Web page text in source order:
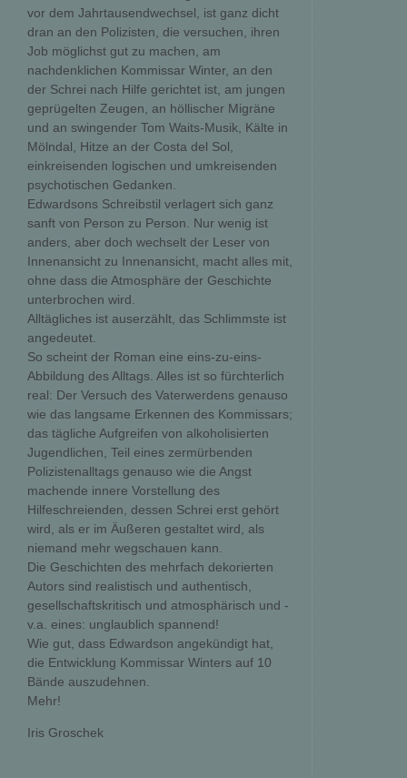
vor dem Jahrtausendwechsel, ist ganz dicht
dran an den Polizisten, die versuchen, ihren
Job möglichst gut zu machen, am
nachdenklichen Kommissar Winter, an den
der Schrei nach Hilfe gerichtet ist, am jungen
geprügelten Zeugen, an höllischer Migräne
und an swingender Tom Waits-Musik, Kälte in
Mölndal, Hitze an der Costa del Sol,
einkreisenden logischen und umkreisenden
psychotischen Gedanken.
Edwardsons Schreibstil verlagert sich ganz
sanft von Person zu Person. Nur wenig ist
anders, aber doch wechselt der Leser von
Innenansicht zu Innenansicht, macht alles mit,
ohne dass die Atmosphäre der Geschichte
unterbrochen wird.
Alltägliches ist auserzählt, das Schlimmste ist
angedeutet.
So scheint der Roman eine eins-zu-eins-
Abbildung des Alltags. Alles ist so fürchterlich
real: Der Versuch des Vaterwerdens genauso
wie das langsame Erkennen des Kommissars;
das tägliche Aufgreifen von alkoholisierten
Jugendlichen, Teil eines zermürbenden
Polizistenalltags genauso wie die Angst
machende innere Vorstellung des
Hilfeschreienden, dessen Schrei erst gehört
wird, als er im Äußeren gestaltet wird, als
niemand mehr wegschauen kann.
Die Geschichten des mehrfach dekorierten
Autors sind realistisch und authentisch,
gesellschaftskritisch und atmosphärisch und -
v.a. eines: unglaublich spannend!
Wie gut, dass Edwardson angekündigt hat,
die Entwicklung Kommissar Winters auf 10
Bände auszudehnen.
Mehr!
Iris Groschek